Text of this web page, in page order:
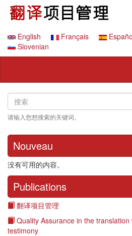
内
English Français
Slovenian
Search
搜
索
请输入您想搜索的关键词。
Nouveau
没有可用的内容。
Publications
翻译项目管理
Quality Assurance in the translation
testimony